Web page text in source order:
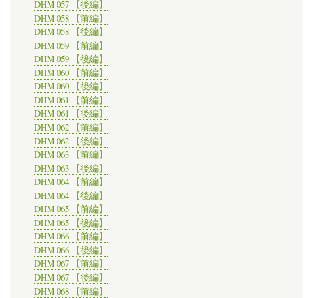
DHM 057 【後編】
DHM 058 【前編】
DHM 058 【後編】
DHM 059 【前編】
DHM 059 【後編】
DHM 060 【前編】
DHM 060 【後編】
DHM 061 【前編】
DHM 061 【後編】
DHM 062 【前編】
DHM 062 【後編】
DHM 063 【前編】
DHM 063 【後編】
DHM 064 【前編】
DHM 064 【後編】
DHM 065 【前編】
DHM 065 【後編】
DHM 066 【前編】
DHM 066 【後編】
DHM 067 【前編】
DHM 067 【後編】
DHM 068 【前編】